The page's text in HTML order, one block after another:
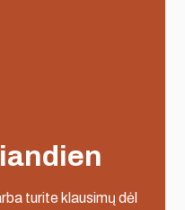
turite klausimų dėl